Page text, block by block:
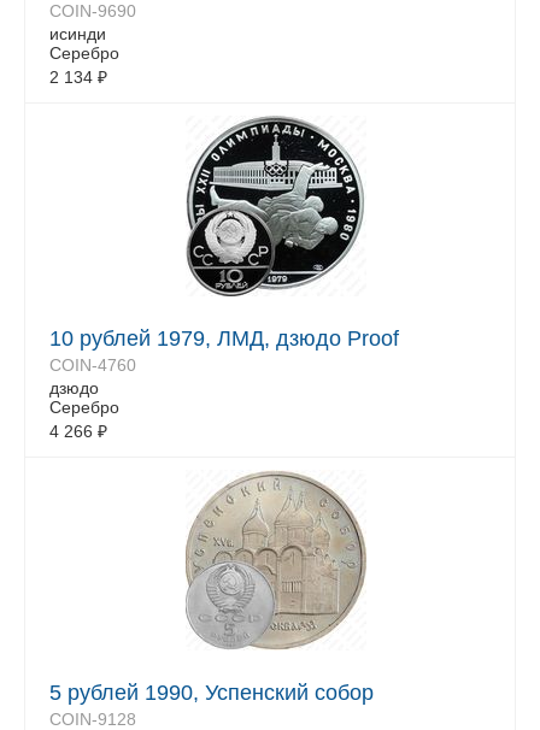
COIN-9690
исинди
Серебро
2 134 ₽
10 рублей 1979, ЛМД, дзюдо Proof
COIN-4760
дзюдо
Серебро
4 266 ₽
5 рублей 1990, Успенский собор
COIN-9128